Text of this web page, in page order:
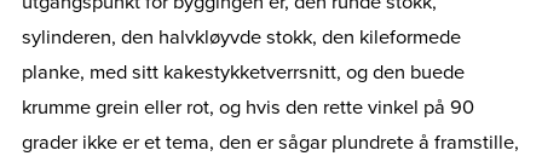
sylinderen, den halvkløyvde stokk, den kileformede
planke, med sitt kakestykketverrsnitt, og den buede
krumme grein eller rot, og hvis den rette vinkel på 90
grader ikke er et tema, den er sågar plundrete å framstille,